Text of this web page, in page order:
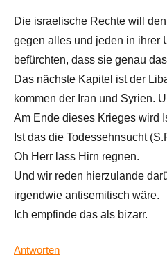
Die israelische Rechte will
gegen alles und jeden in ihrer
befürchten, dass sie genau
Das nächste Kapitel ist der
kommen der Iran und Syrien.
Am Ende dieses Krieges wird
Ist das die Todessehnsucht
Oh Herr lass Hirn regnen.
Und wir reden hierzulande
irgendwie antisemitisch wäre.
Ich empfinde das als bizarr.
Antworten